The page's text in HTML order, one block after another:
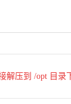
解压到 /opt 目录